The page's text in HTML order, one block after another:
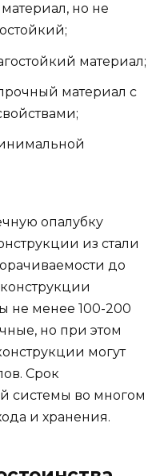
но не
материал;
материал с
опалубку
из стали
до
не менее 100-200
но при этом
могут
Срок
системы во многом
и хранения.